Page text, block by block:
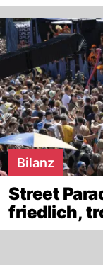
Bilanz
Street
friedlich,